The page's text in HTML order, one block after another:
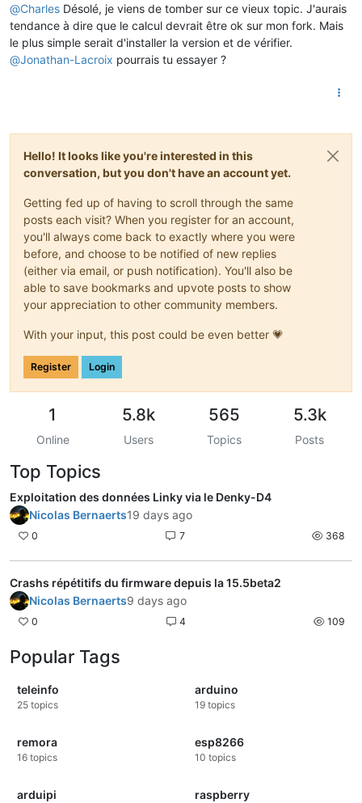
@Charles Désolé, je viens de tomber sur ce vieux topic. J'aurais
tendance à dire que le calcul devrait être ok sur mon fork. Mais
le plus simple serait d'installer la version et de vérifier.
@Jonathan-Lacroix pourrais tu essayer ?
Hello! It looks like you're interested in this
conversation, but you don't have an account yet.
Getting fed up of having to scroll through the same
posts each visit? When you register for an account,
you'll always come back to exactly where you were
before, and choose to be notified of new replies
(either via email, or push notification). You'll also be
able to save bookmarks and upvote posts to show
your appreciation to other community members.
With your input, this post could be even better 💗
Register Login
1
Online
5.8k
Users
565
Topics
5.3k
Posts
Top Topics
Exploitation des données Linky via le Denky-D4
Nicolas Bernaerts19 days ago
0 7 368
Crashs répétitifs du firmware depuis la 15.5beta2
Nicolas Bernaerts9 days ago
0 4 109
Popular Tags
teleinfo
25 topics
arduino
19 topics
remora
16 topics
esp8266
10 topics
arduipi raspberry